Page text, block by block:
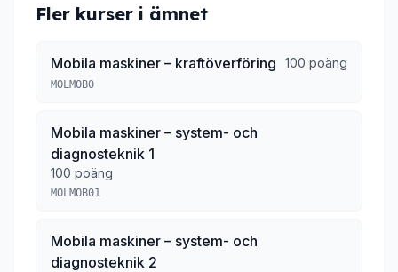
Fler kurser i ämnet
Mobila maskiner – kraftöverföring 100 poäng
MOLMOB0
Mobila maskiner – system- och
diagnosteknik 1
100 poäng
MOLMOB01
Mobila maskiner – system- och
diagnosteknik 2